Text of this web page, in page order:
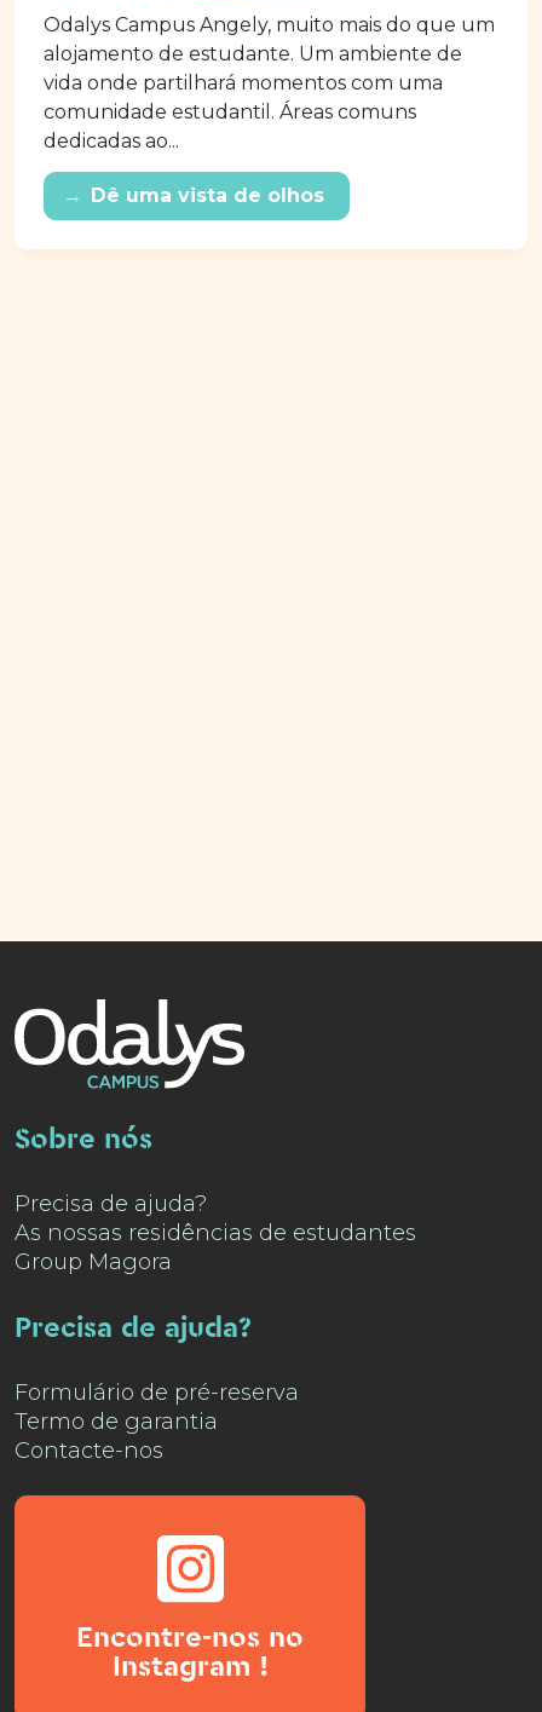
Odalys Campus Angely, muito mais do que um
alojamento de estudante. Um ambiente de
vida onde partilhará momentos com uma
comunidade estudantil. Áreas comuns
dedicadas ao...
→ Dê uma vista de olhos
Sobre nós
Precisa de ajuda?
As nossas residências de estudantes
Group Magora
Precisa de ajuda?
Formulário de pré-reserva
Termo de garantia
Contacte-nos
Encontre-nos no
Instagram !